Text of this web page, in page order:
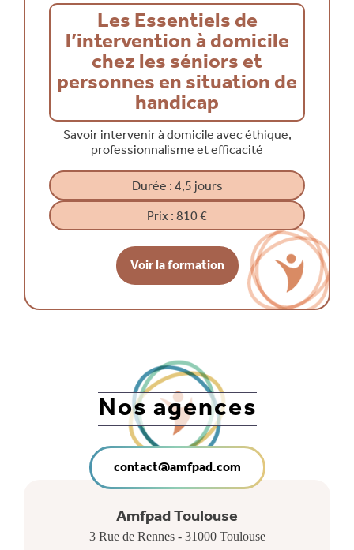
Les Essentiels de
l’intervention à domicile
chez les séniors et
personnes en situation de
handicap
Savoir intervenir à domicile avec éthique,
professionnalisme et efficacité
Durée : 4,5 jours
Prix :810 €
Voir la formation
Nos agences
contact@amfpad.com
Amfpad Toulouse
3 Rue de Rennes- 31000 Toulouse